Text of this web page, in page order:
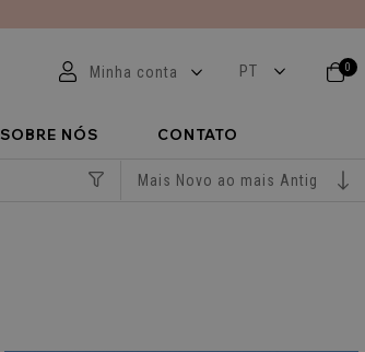
Minha conta 0
SOBRE NÓS CONTATO